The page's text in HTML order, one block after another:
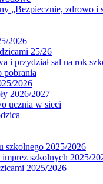
„Bezpiecznie, zdrowo i
2026
25/26
i przydział sal na rok
pobrania
2026
2026/2027
ucznia w sieci
szkolnego 2025/2026
szkolnych 2025/
2025/2026